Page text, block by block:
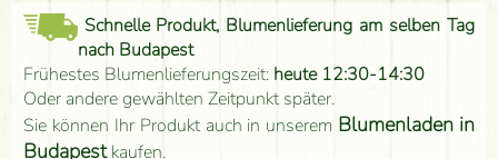
Schnelle Produkt, Blumenlieferung am selben Tag
nach Budapest
Frühestes Blumenlieferungszeit: heute 12:30-14:30
Oder andere gewählten Zeitpunkt später.
Sie können Ihr Produkt auch in unserem Blumenladen in
Budapestkaufen.